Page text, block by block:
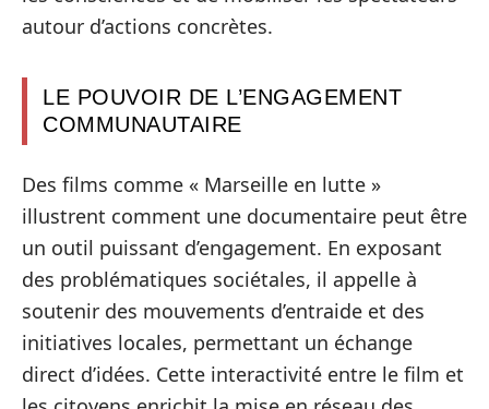
autour d’actions concrètes.
LE POUVOIR DE L’ENGAGEMENT
COMMUNAUTAIRE
Des films comme « Marseille en lutte »
illustrent comment une documentaire peut être
un outil puissant d’engagement. En exposant
des problématiques sociétales, il appelle à
soutenir des mouvements d’entraide et des
initiatives locales, permettant un échange
direct d’idées. Cette interactivité entre le film et